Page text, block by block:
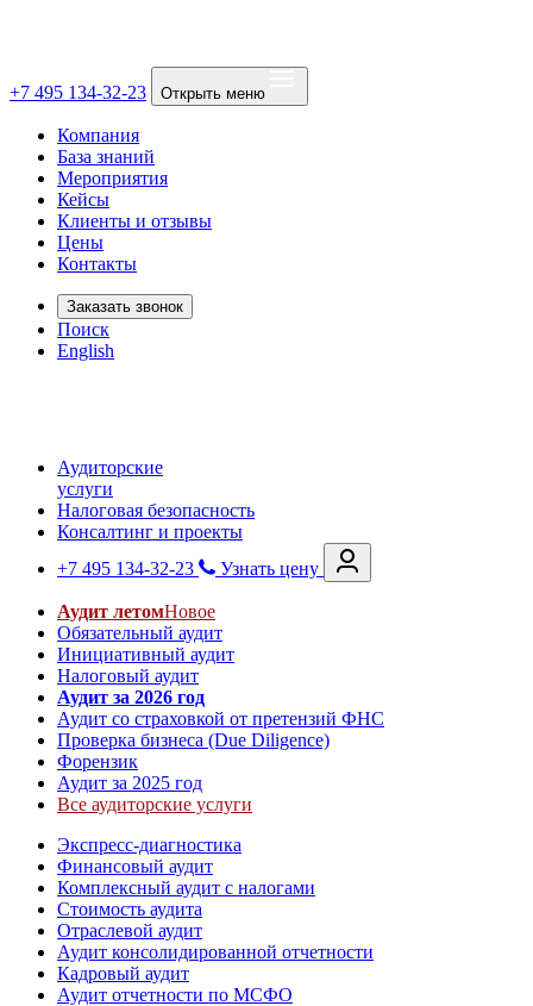
+7 495 134-32-23 Открыть меню
Компания
База знаний
Мероприятия
Кейсы
Клиенты и отзывы
Цены
Контакты
Заказать звонок
Поиск
English
Аудиторские
услуги
Налоговая безопасность
Консалтинг и проекты
+7 495 134-32-23
Узнать цену
Аудит летомНовое
Обязательный аудит
Инициативный аудит
Налоговый аудит
Аудит за 2026 год
Аудит со страховкой от претензий ФНС
Проверка бизнеса (Due Diligence)
Форензик
Аудит за 2025 год
Все аудиторские услуги
Экспресс-диагностика
Финансовый аудит
Комплексный аудит с налогами
Стоимость аудита
Отраслевой аудит
Аудит консолидированной отчетности
Кадровый аудит
Аудит отчетности по МСФО